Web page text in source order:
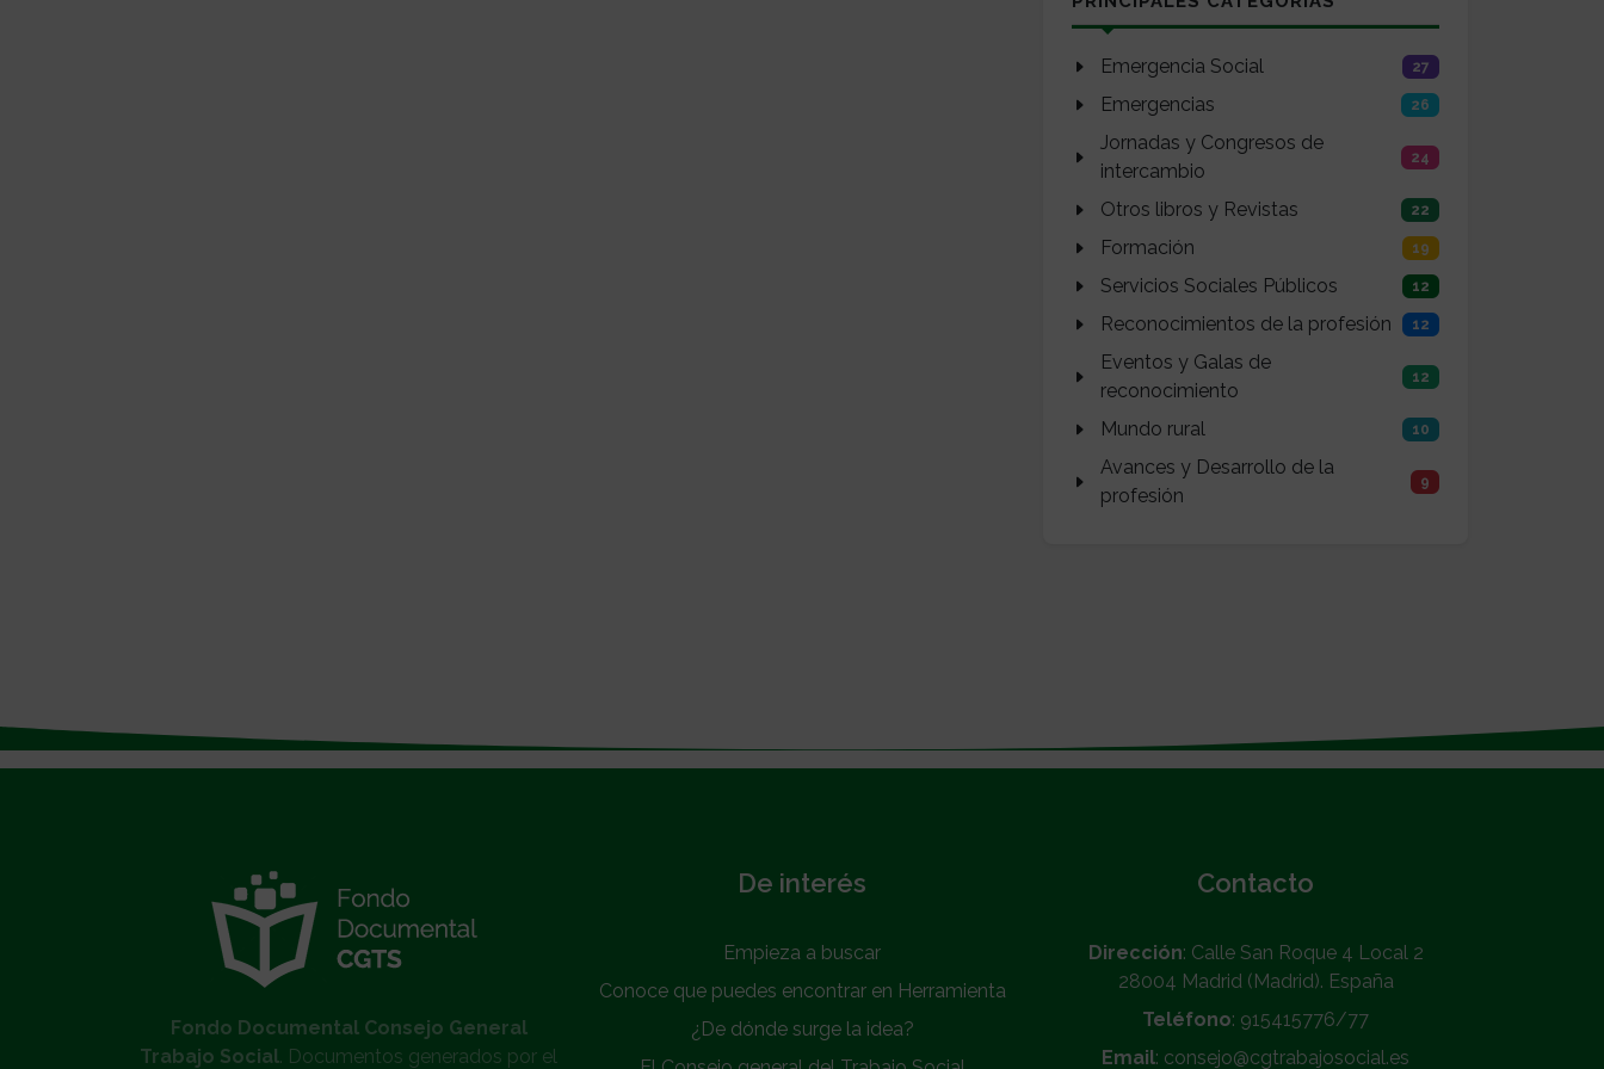
Emergencia Social 27
Emergencias 26
Jornadas y Congresos de
intercambio
24
Otros libros y Revistas 22
Formación 19
Servicios Sociales Públicos 12
Reconocimientos de la profesión 12
Eventos y Galas de
reconocimiento
12
Mundo rural 10
Avances y Desarrollo de la
profesión
9
Fondo Documental Consejo General
Trabajo Social. Documentos generados por el
De interés
Empieza a buscar
Conoce que puedes encontrar en Herramienta
¿De dónde surge la idea?
Contacto
Dirección: Calle San Roque 4 Local 2
28004 Madrid (Madrid). España
Teléfono: 915415776/77
Email: consejo@cgtrabajosocial.es